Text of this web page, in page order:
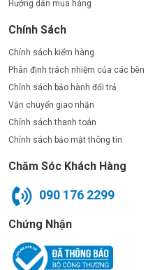
Hướng dẫn mua hàng
Chính Sách
Chính sách kiểm hàng
Phân định trách nhiệm của các bên
Chính sách bảo hành đổi trả
Vận chuyển giao nhận
Chính sách thanh toán
Chính sách bảo mật thông tin
Chăm Sóc Khách Hàng
090 176 2299
Chứng Nhận